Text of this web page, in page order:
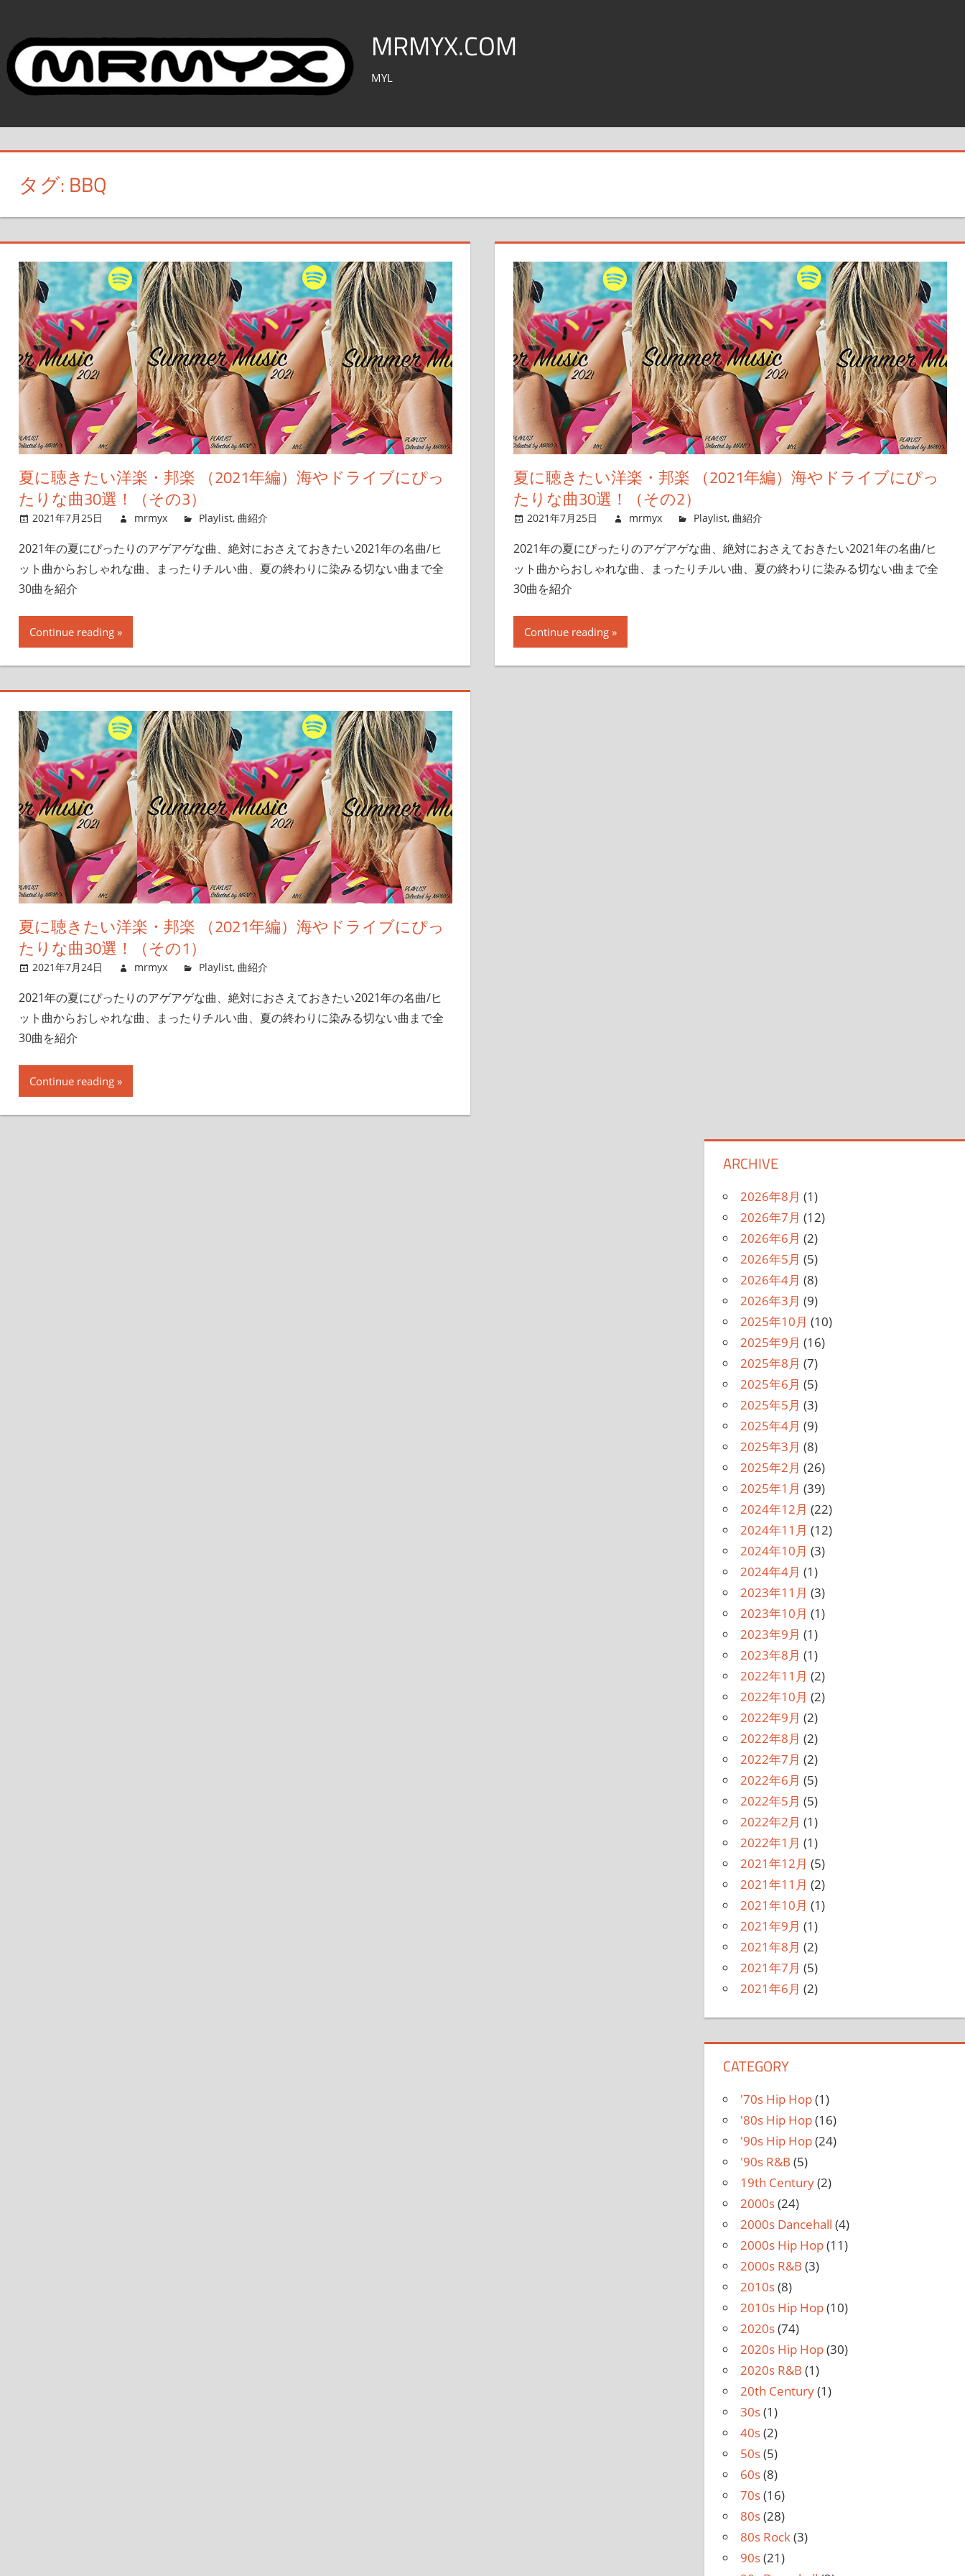
テ
ン
キ
MRMYX.COM
MYL
タグ: BBQ
夏に聴きたい洋楽・邦楽 （2021年編）海やドライブにぴっ
たりな曲30選！（その3）
2021年7月25日 mrmyx Playlist, 曲紹介
2021年の夏にぴったりのアゲアゲな曲、絶対におさえておきたい2021年の名曲/ヒ
ット曲からおしゃれな曲、まったりチルい曲、夏の終わりに染みる切ない曲まで全
30曲を紹介
Continue reading
夏に聴きたい洋楽・邦楽 （2021年編）海やドライブにぴっ
たりな曲30選！（その2）
2021年7月25日 mrmyx Playlist, 曲紹介
2021年の夏にぴったりのアゲアゲな曲、絶対におさえておきたい2021年の名曲/ヒ
ット曲からおしゃれな曲、まったりチルい曲、夏の終わりに染みる切ない曲まで全
30曲を紹介
Continue reading
夏に聴きたい洋楽・邦楽 （2021年編）海やドライブにぴっ
たりな曲30選！（その1）
2021年7月24日 mrmyx Playlist, 曲紹介
2021年の夏にぴったりのアゲアゲな曲、絶対におさえておきたい2021年の名曲/ヒ
ット曲からおしゃれな曲、まったりチルい曲、夏の終わりに染みる切ない曲まで全
30曲を紹介
Continue reading
ARCHIVE
2026年8月 (1)
2026年7月 (12)
2026年6月 (2)
2026年5月 (5)
2026年4月 (8)
2026年3月 (9)
2025年10月 (10)
2025年9月 (16)
2025年8月 (7)
2025年6月 (5)
2025年5月 (3)
2025年4月 (9)
2025年3月 (8)
2025年2月 (26)
2025年1月 (39)
2024年12月 (22)
2024年11月 (12)
2024年10月 (3)
2024年4月 (1)
2023年11月 (3)
2023年10月 (1)
2023年9月 (1)
2023年8月 (1)
2022年11月 (2)
2022年10月 (2)
2022年9月 (2)
2022年8月 (2)
2022年7月 (2)
2022年6月 (5)
2022年5月 (5)
2022年2月 (1)
2022年1月 (1)
2021年12月 (5)
2021年11月 (2)
2021年10月 (1)
2021年9月 (1)
2021年8月 (2)
2021年7月 (5)
2021年6月 (2)
CATEGORY
'70s Hip Hop(1)
'80s Hip Hop(16)
'90s Hip Hop(24)
'90s R&B (5)
19th Century(2)
2000s(24)
2000s Dancehall (4)
2000s Hip Hop(11)
2000s R&B (3)
2010s(8)
2010s Hip Hop(10)
2020s(74)
2020s Hip Hop(30)
2020s R&B (1)
20th Century(1)
30s(1)
40s(2)
50s(5)
60s(8)
70s(16)
80s(28)
80s Rock(3)
90s(21)